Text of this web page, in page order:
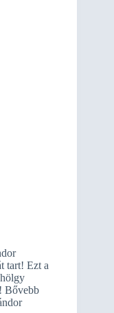
tart! Ezt a
Bővebb